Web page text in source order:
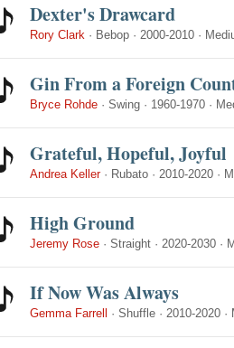
Dexter's Drawcard
Rory Clark · Bebop · 2000-2010 ·
Gin From a Foreign
Bryce Rohde · Swing · 1960-1970 ·
Grateful, Hopeful, Joyful
Andrea Keller· Rubato · 2010-2020 ·
High Ground
Jeremy Rose · Straight · 2020-2030 ·
If Now Was Always
Gemma Farrell · Shuffle · 2010-2020 ·